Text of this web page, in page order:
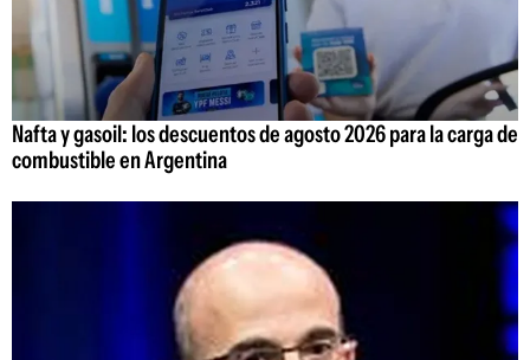
Nafta y gasoil: los descuentos de agosto 2026 para la carga de
combustible en Argentina